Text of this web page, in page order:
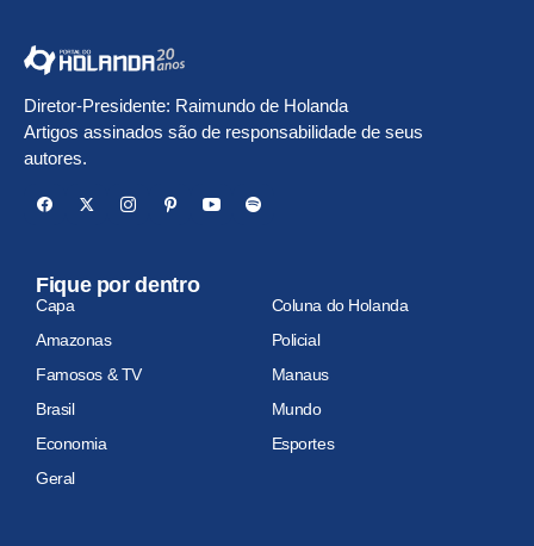
Diretor-Presidente: Raimundo de Holanda
Artigos assinados são de responsabilidade de seus
autores.
Fique por dentro
Capa
Coluna do Holanda
Amazonas
Policial
Famosos & TV
Manaus
Brasil
Mundo
Economia
Esportes
Geral